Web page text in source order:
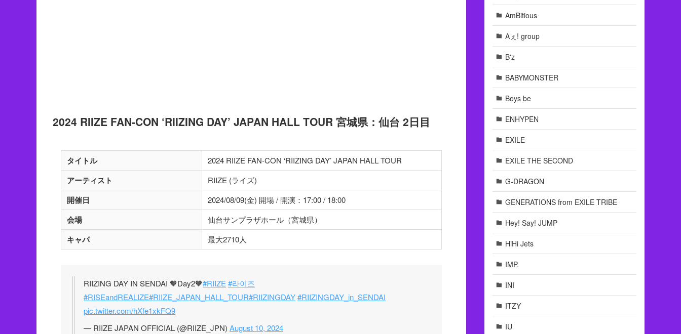
2024 RIIZE FAN-CON ‘RIIZING DAY’ JAPAN HALL TOUR 宮城県：仙台 2日目
タイトル 2024 RIIZE FAN-CON ‘RIIZING DAY’ JAPAN HALL TOUR
アーティスト RIIZE (ライズ)
開催日 2024/08/09(金) 開場 / 開演：17:00 / 18:00
会場 仙台サンプラザホール（宮城県）
キャパ 最大2710人
RIIZING DAY IN SENDAI 🧡Day2🧡#RIIZE #라이즈
#RISEandREALIZE#RIIZE_JAPAN_HALL_TOUR#RIIZINGDAY#RIIZINGDAY_in_SENDAI
pic.twitter.com/hXfe1xkFQ9
— RIIZE JAPAN OFFICIAL (@RIIZE_JPN) August 10, 2024
AmBitious
Aぇ! group
B'z
BABYMONSTER
Boys be
ENHYPEN
EXILE
EXILE THE SECOND
G-DRAGON
GENERATIONS from EXILE TRIBE
Hey! Say! JUMP
HiHi Jets
IMP.
INI
ITZY
IU